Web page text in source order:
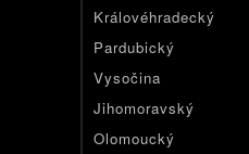
Královéhradecký
Pardubický
Vysočina
Jihomoravský
Olomoucký